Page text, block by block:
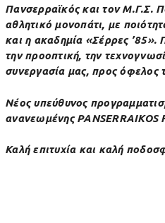
Πανσερραϊκός και τον Μ.Γ.Σ.
αθλητικό μονοπάτι, με
και η ακαδημία «Σέρρες ’85».
την προοπτική, την
συνεργασία μας, προς
Νέος υπεύθυνος
ανανεωμένης PANSERRAIKOS
Καλή επιτυχία και καλή